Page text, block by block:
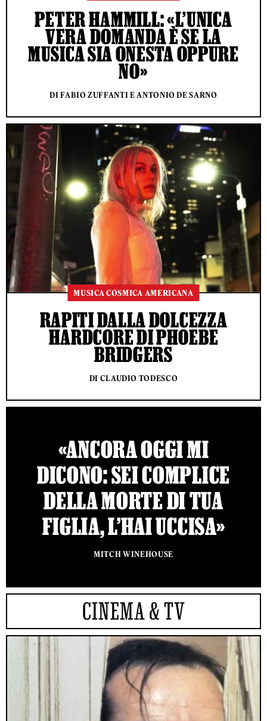
PETER HAMMILL: «L’UNICA
VERA DOMANDA È SE LA
MUSICA SIA ONESTA OPPURE
NO»
DI FABIO ZUFFANTI E ANTONIO DE SARNO
MUSICA COSMICA AMERICANA
RAPITI DALLA DOLCEZZA
HARDCORE DI PHOEBE
BRIDGERS
DI CLAUDIO TODESCO
«ANCORA OGGI MI
DICONO: SEI COMPLICE
DELLA MORTE DI TUA
FIGLIA, L’HAI UCCISA»
MITCH WINEHOUSE
CINEMA & TV